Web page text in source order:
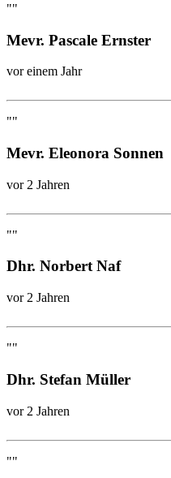
""
Mevr. Pascale Ernster
vor einem Jahr
""
Mevr. Eleonora Sonnen
vor 2 Jahren
""
Dhr. Norbert Naf
vor 2 Jahren
""
Dhr. Stefan Müller
vor 2 Jahren
""